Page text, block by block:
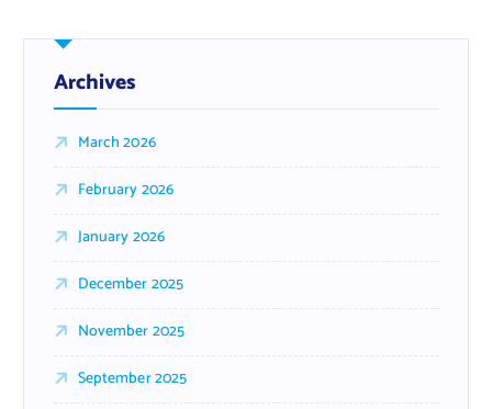
Archives
March 2026
February 2026
January 2026
December 2025
November 2025
September 2025